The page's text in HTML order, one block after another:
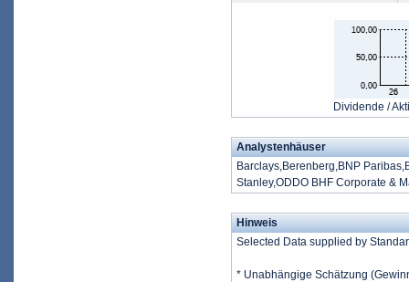
Dividende /
Analystenhäuser
Barclays,Berenberg,BNP
Stanley,ODDO BHF Corporate &
Hinweis
Selected Data supplied by
* Unabhängige Schätzung